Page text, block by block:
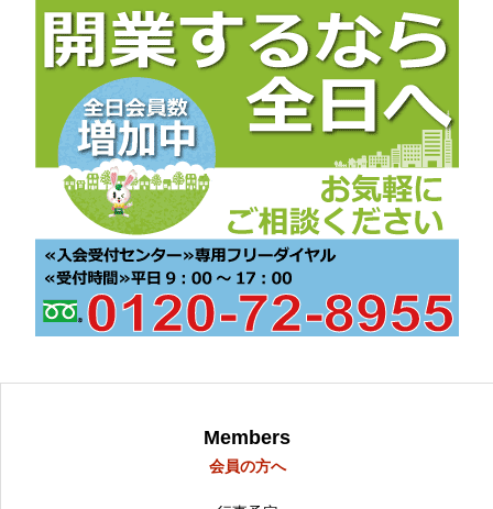
トップページへ戻る HOME
開業を検討中の方へ To open a business
会員の方へ Members Only
研修会・講習会など Workshop
空き家空き地 無料相談センター
Members
会員の方へ